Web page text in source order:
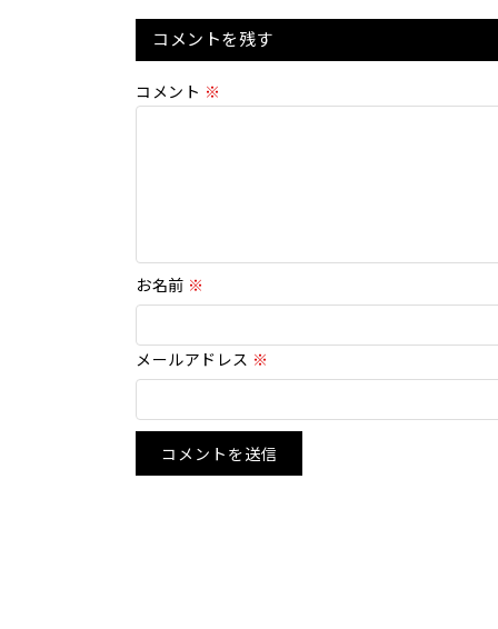
コメントを残す
コメント ※
お名前 ※
メールアドレス ※